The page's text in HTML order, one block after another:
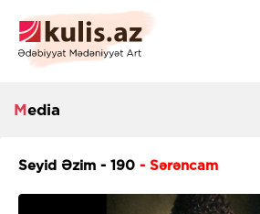
Media
Seyid Əzim - 190 - Sərəncam